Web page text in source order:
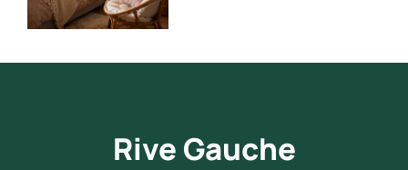
Rive Gauche